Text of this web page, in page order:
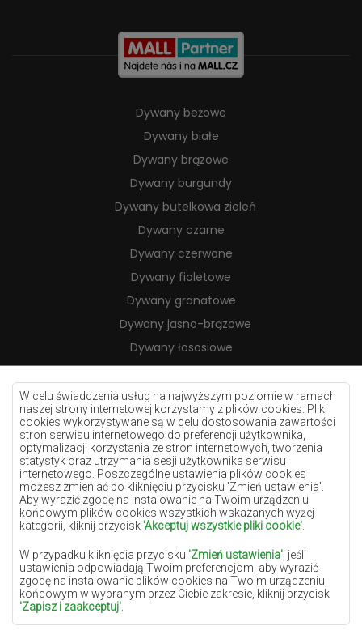
W celu świadczenia usług na najwyższym poziomie w ramach
naszej strony internetowej korzystamy z plików cookies. Pliki
cookies wykorzystywane są w celu dostosowania zawartości
stron serwisu internetowego do preferencji użytkownika,
optymalizacji korzystania ze stron internetowych, tworzenia
statystyk oraz utrzymania sesji użytkownika serwisu
internetowego. Poszczególne ustawienia plików cookies
możesz zmieniać po kliknięciu przycisku 'Zmień ustawienia'.
Aby wyrazić zgodę na instalowanie na Twoim urządzeniu
końcowym plików cookies wszystkich wskazanych wyżej
kategorii, kliknij przycisk 'Akceptuj wszystkie pliki cookie'
W przypadku kliknięcia przycisku 'Zmień ustawienia' , jeśli
ustawienia odpowiadają Twoim preferencjom, aby wyrazić
zgodę na instalowanie plików cookies na Twoim urządzeniu
końcowym w wybranym przez Ciebie zakresie, kliknij przycisk
'Zapisz i zaakceptuj'
Dywany beżowe
Dywany białe
Dywany brązowe
Dywany burgundy
Dywany butelkowa zieleń
Dywany czarne
Dywany czerwone
Dywany fioletowe
Dywany granatowe
Dywany jasno-brązowe
Dywany łososiowe
Dywany kremowe
Dywany lilac
Dywany żółte
Dywany miętowe
Dywany niebieskie
Dywany pomarańczowe
Dywany różowe
Dywany szare
Dywany terakota
Dywany zielone